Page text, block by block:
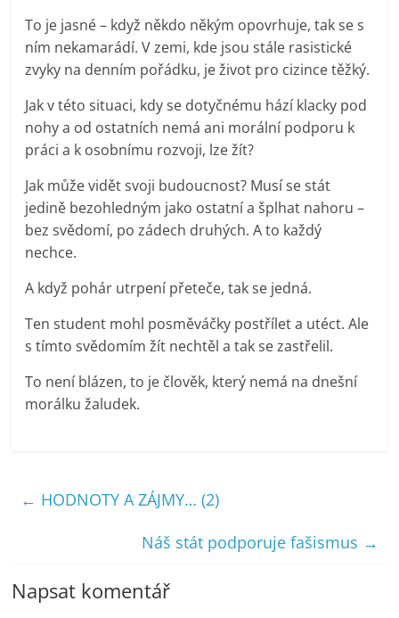
To je jasné – když někdo někým opovrhuje, tak se s
ním nekamarádí. V zemi, kde jsou stále rasistické
zvyky na denním pořádku, je život pro cizince těžký.
Jak v této situaci, kdy se dotyčnému hází klacky pod
nohy a od ostatních nemá ani morální podporu k
práci a k osobnímu rozvoji, lze žít?
Jak může vidět svoji budoucnost? Musí se stát
jedině bezohledným jako ostatní a šplhat nahoru –
bez svědomí, po zádech druhých. A to každý
nechce.
A když pohár utrpení přeteče, tak se jedná.
Ten student mohl posměváčky postřílet a utéct. Ale
s tímto svědomím žít nechtěl a tak se zastřelil.
To není blázen, to je člověk, který nemá na dnešní
morálku žaludek.
← HODNOTY A ZÁJMY… (2)
Náš stát podporuje fašismus →
Napsat komentář